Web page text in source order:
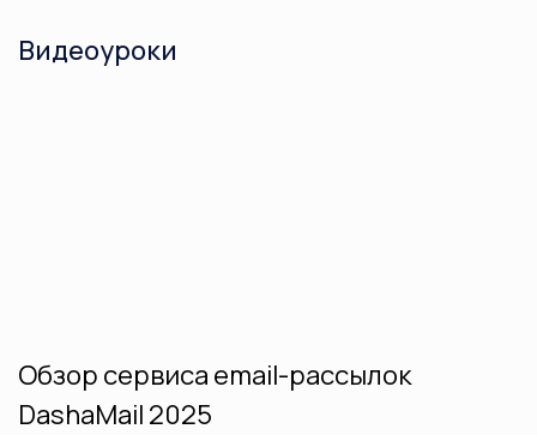
Видеоуроки
Обзор сервиса email-рассылок
DashaMail 2025